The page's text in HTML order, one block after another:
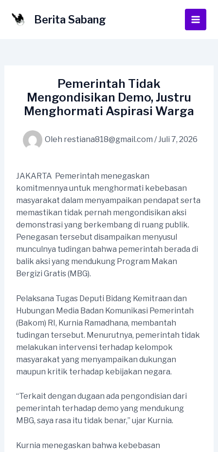
Berita Sabang
Main
Pemerintah Tidak
Mengondisikan Demo, Justru
Menghormati Aspirasi Warga
Oleh restiana818@gmail.com /Juli 7, 2026
JAKARTA  Pemerintah menegaskan
komitmennya untuk menghormati kebebasan
masyarakat dalam menyampaikan pendapat serta
memastikan tidak pernah mengondisikan aksi
demonstrasi yang berkembang di ruang publik.
Penegasan tersebut disampaikan menyusul
munculnya tudingan bahwa pemerintah berada di
balik aksi yang mendukung Program Makan
Bergizi Gratis (MBG).
Pelaksana Tugas Deputi Bidang Kemitraan dan
Hubungan Media Badan Komunikasi Pemerintah
(Bakom) RI, Kurnia Ramadhana, membantah
tudingan tersebut. Menurutnya, pemerintah tidak
melakukan intervensi terhadap kelompok
masyarakat yang menyampaikan dukungan
maupun kritik terhadap kebijakan negara.
“Terkait dengan dugaan ada pengondisian dari
pemerintah terhadap demo yang mendukung
MBG, saya rasa itu tidak benar,” ujar Kurnia.
Kurnia menegaskan bahwa kebebasan